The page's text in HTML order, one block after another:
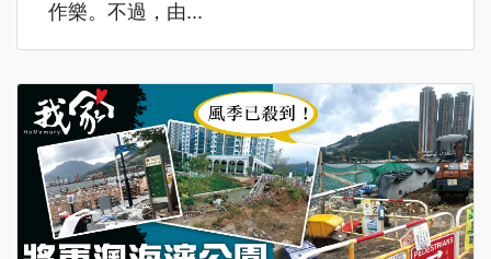
作樂。不過，由...